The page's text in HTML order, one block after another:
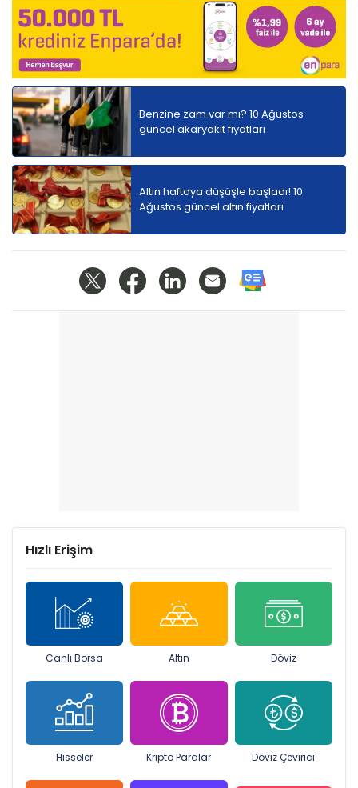
Benzine zam var mı? 10 Ağustos
güncel akaryakıt fiyatları
Altın haftaya düşüşle başladı! 10
Ağustos güncel altın fiyatları
Hızlı Erişim
Canlı Borsa Altın Döviz
Hisseler Kripto Paralar Döviz Çevirici